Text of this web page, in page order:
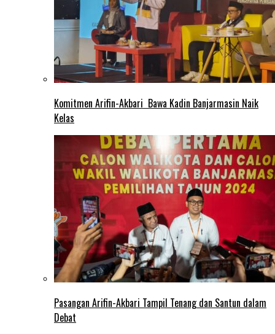
Komitmen Arifin-Akbari Bawa Kadin Banjarmasin Naik
Kelas
Pasangan Arifin-Akbari Tampil Tenang dan Santun dalam
Debat